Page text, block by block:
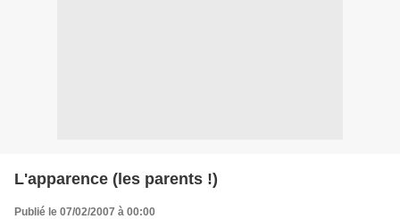
L'apparence (les parents !)
Publié le 07/02/2007 à 00:00